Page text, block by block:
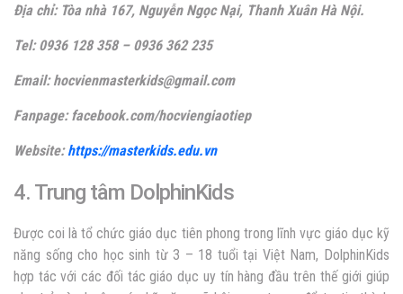
Địa chỉ: Tòa nhà 167, Nguyễn Ngọc Nại, Thanh Xuân Hà Nội.
Tel: 0936 128 358 – 0936 362 235
Email: hocvienmasterkids@gmail.com
Fanpage: facebook.com/hocviengiaotiep
Website:https://masterkids.edu.vn
4. Trung tâm DolphinKids
Được coi là tổ chức giáo dục tiên phong trong lĩnh vực giáo dục kỹ
năng sống cho học sinh từ 3 – 18 tuổi tại Việt Nam, DolphinKids
hợp tác với các đối tác giáo dục uy tín hàng đầu trên thế giới giúp